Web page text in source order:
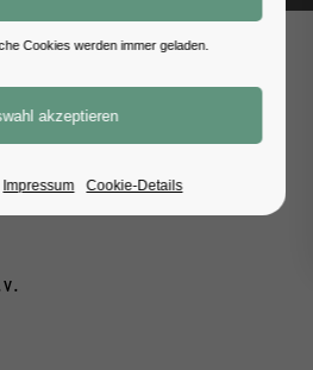
Cookies werden immer geladen.
Impressum Cookie-Details